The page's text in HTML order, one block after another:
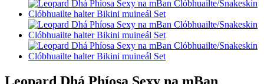
Leopard Dhá Phíosa Sexy na mBan